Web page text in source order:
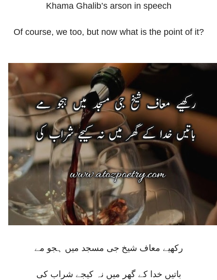
Khama Ghalib’s arson in speech
Of course, we too, but now what is the point of it?
رکھیے معاف شیخ جی مسجد میں ہجو مے
باتیں خدا کے گھر میں نہ کیجے شراب کی